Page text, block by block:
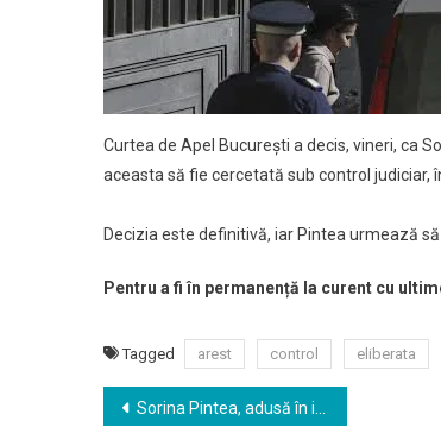
Curtea de Apel Bucureşti a decis, vineri, ca
aceasta să fie cercetată sub control judiciar,
Decizia este definitivă, iar Pintea urmează
Pentru a fi în permanență la curent cu
Tagged arest control eliberata
Navigare
Sorina Pintea, adusă în instanţă fără cătuşe la mâini